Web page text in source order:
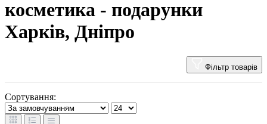
косметика - подарунки
Харків, Дніпро
Фільтр товарів
Сортування: